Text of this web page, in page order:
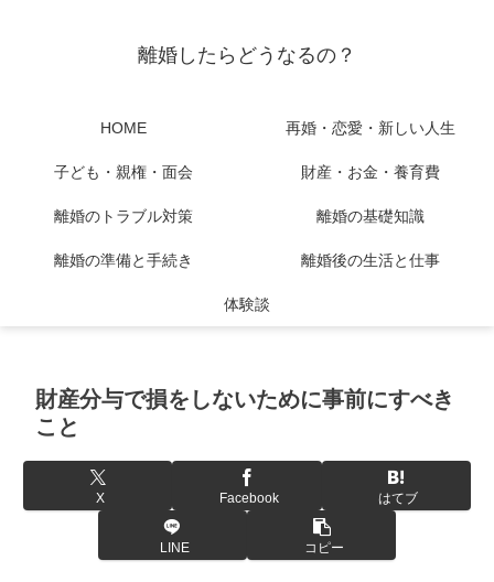
離婚したらどうなるの？
HOME 再婚・恋愛・新しい人生
子ども・親権・面会 財産・お金・養育費
離婚のトラブル対策 離婚の基礎知識
離婚の準備と手続き 離婚後の生活と仕事
体験談
財産分与で損をしないために事前にすべき
こと
X Facebook はてブ
LINE コピー